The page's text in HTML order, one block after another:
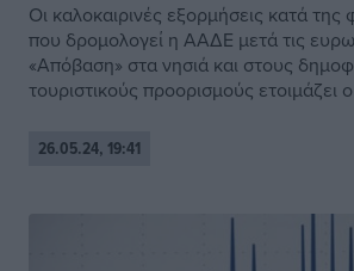
Οι καλοκαιρινές εξορμήσεις κατά
που δρομολογεί η ΑΑΔΕ μετά τις
«Απόβαση» στα νησιά και στους
τουριστικούς προορισμούς ετοιμάζει
26.05.24, 19:41